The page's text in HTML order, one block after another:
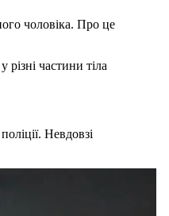
чоловіка. Про це
частини тіла
Невдовзі